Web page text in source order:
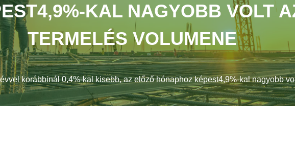
korábbinál 0,4%-kal kisebb, az előző hónaphoz képest4,9%-kal nagyobb
KAL NAGYOBB VOLT
TERMELÉS VOLUMENE